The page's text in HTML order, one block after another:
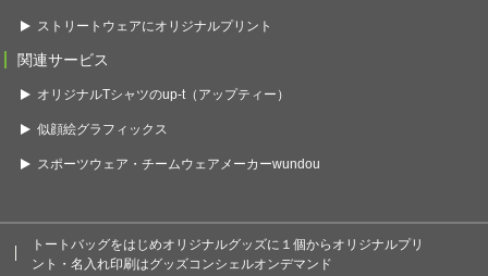
ストリートウェアにオリジナルプリント
関連サービス
オリジナルTシャツのup-t（アップティー）
似顔絵グラフィックス
スポーツウェア・チームウェアメーカーwundou
トートバッグをはじめオリジナルグッズに１個からオリジナルプリ
ント・名入れ印刷はグッズコンシェルオンデマンド